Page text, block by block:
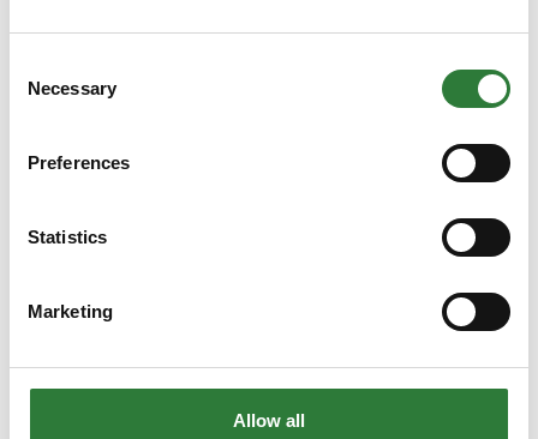
Selection
Necessary
Preferences
Statistics
Marketing
Allow all
Se haloversigten
Bliv udstiller